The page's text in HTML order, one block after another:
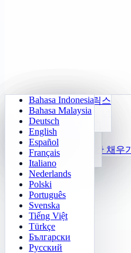
매일 산수
구구단 트레이너
24 빠른 계산
함수
숫자 규칙 빈칸 채우기
스도쿠
숫자 클로츠키
2048
테트리스
지뢰찾기
오목
라이트 아웃
미로 탐험
소코반 챌린지
메모리 매트릭스
목표 추적
빠른 구별
Bahasa Indonesia
Bahasa Malaysia
Deutsch
English
Español
Français
Italiano
Nederlands
Polski
Português
Svenska
Tiếng Việt
Türkçe
Български
Русский